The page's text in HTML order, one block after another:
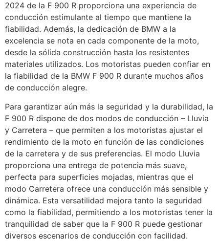
2024 de la F 900 R proporciona una experiencia de
conducción estimulante al tiempo que mantiene la
fiabilidad. Además, la dedicación de BMW a la
excelencia se nota en cada componente de la moto,
desde la sólida construcción hasta los resistentes
materiales utilizados. Los motoristas pueden confiar en
la fiabilidad de la BMW F 900 R durante muchos años
de conducción alegre.
Para garantizar aún más la seguridad y la durabilidad, la
F 900 R dispone de dos modos de conducción – Lluvia
y Carretera – que permiten a los motoristas ajustar el
rendimiento de la moto en función de las condiciones
de la carretera y de sus preferencias. El modo Lluvia
proporciona una entrega de potencia más suave,
perfecta para superficies mojadas, mientras que el
modo Carretera ofrece una conducción más sensible y
dinámica. Esta versatilidad mejora tanto la seguridad
como la fiabilidad, permitiendo a los motoristas tener la
tranquilidad de saber que la F 900 R puede gestionar
diversos escenarios de conducción con facilidad.